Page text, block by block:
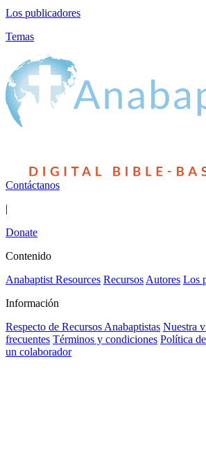
Los publicadores
Temas
Contáctanos
|
Donate
Contenido
Anabaptist Resources Recursos Autores Los
Información
Respecto de Recursos Anabaptistas Nuestra
frecuentes Términos y condiciones Política
un colaborador